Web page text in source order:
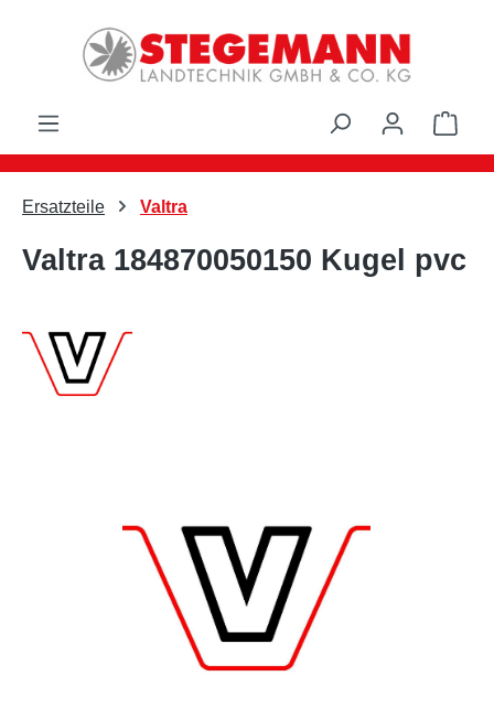
Zum Hauptinhalt springen
Ersatzteile Valtra
Valtra 184870050150 Kugel pvc